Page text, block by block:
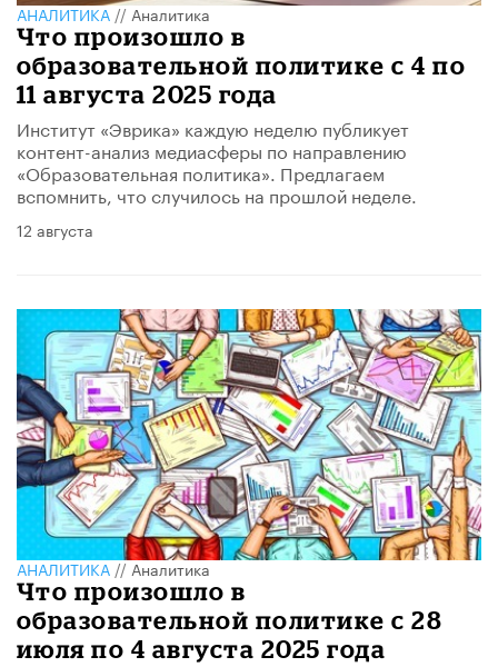
АНАЛИТИКА//Аналитика
Что произошло в
образовательной политике с 4 по
11 августа 2025 года
Институт «Эврика» каждую неделю публикует
контент-анализ медиасферы по направлению
«Образовательная политика». Предлагаем
вспомнить, что случилось на прошлой неделе.
12 августа
АНАЛИТИКА//Аналитика
Что произошло в
образовательной политике с 28
июля по 4 августа 2025 года